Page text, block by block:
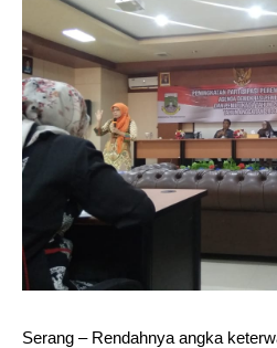
Serang – Rendahnya angka